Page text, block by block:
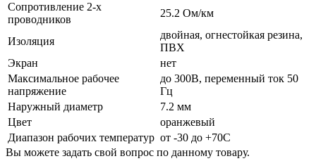
Сопротивление 2-х
проводников
25.2 Ом/км
Изоляция
двойная, огнестойкая резина,
ПВХ
Экран
нет
Максимальное рабочее
напряжение
до 300В, переменный ток 50
Гц
Наружный диаметр
7.2 мм
Цвет
оранжевый
Диапазон рабочих температур от -30 до +70С
Вы можете задать свой вопрос по данному товару.